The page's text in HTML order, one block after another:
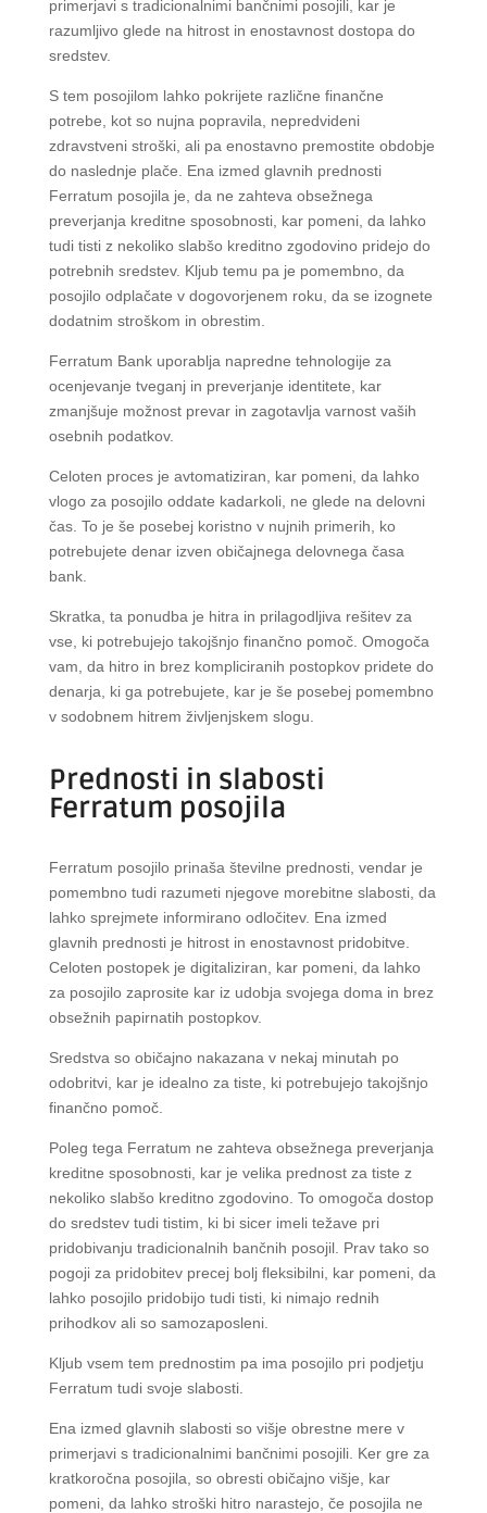
primerjavi s tradicionalnimi bančnimi posojili, kar je
razumljivo glede na hitrost in enostavnost dostopa do
sredstev.
S tem posojilom lahko pokrijete različne finančne
potrebe, kot so nujna popravila, nepredvideni
zdravstveni stroški, ali pa enostavno premostite obdobje
do naslednje plače. Ena izmed glavnih prednosti
Ferratum posojila je, da ne zahteva obsežnega
preverjanja kreditne sposobnosti, kar pomeni, da lahko
tudi tisti z nekoliko slabšo kreditno zgodovino pridejo do
potrebnih sredstev. Kljub temu pa je pomembno, da
posojilo odplačate v dogovorjenem roku, da se izognete
dodatnim stroškom in obrestim.
Ferratum Bank uporablja napredne tehnologije za
ocenjevanje tveganj in preverjanje identitete, kar
zmanjšuje možnost prevar in zagotavlja varnost vaših
osebnih podatkov.
Celoten proces je avtomatiziran, kar pomeni, da lahko
vlogo za posojilo oddate kadarkoli, ne glede na delovni
čas. To je še posebej koristno v nujnih primerih, ko
potrebujete denar izven običajnega delovnega časa
bank.
Skratka, ta ponudba je hitra in prilagodljiva rešitev za
vse, ki potrebujejo takojšnjo finančno pomoč. Omogoča
vam, da hitro in brez kompliciranih postopkov pridete do
denarja, ki ga potrebujete, kar je še posebej pomembno
v sodobnem hitrem življenjskem slogu.
Prednosti in slabosti
Ferratum posojila
Ferratum posojilo prinaša številne prednosti, vendar je
pomembno tudi razumeti njegove morebitne slabosti, da
lahko sprejmete informirano odločitev. Ena izmed
glavnih prednosti je hitrost in enostavnost pridobitve.
Celoten postopek je digitaliziran, kar pomeni, da lahko
za posojilo zaprosite kar iz udobja svojega doma in brez
obsežnih papirnatih postopkov.
Sredstva so običajno nakazana v nekaj minutah po
odobritvi, kar je idealno za tiste, ki potrebujejo takojšnjo
finančno pomoč.
Poleg tega Ferratum ne zahteva obsežnega preverjanja
kreditne sposobnosti, kar je velika prednost za tiste z
nekoliko slabšo kreditno zgodovino. To omogoča dostop
do sredstev tudi tistim, ki bi sicer imeli težave pri
pridobivanju tradicionalnih bančnih posojil. Prav tako so
pogoji za pridobitev precej bolj fleksibilni, kar pomeni, da
lahko posojilo pridobijo tudi tisti, ki nimajo rednih
prihodkov ali so samozaposleni.
Kljub vsem tem prednostim pa ima posojilo pri podjetju
Ferratum tudi svoje slabosti.
Ena izmed glavnih slabosti so višje obrestne mere v
primerjavi s tradicionalnimi bančnimi posojili. Ker gre za
kratkoročna posojila, so obresti običajno višje, kar
pomeni, da lahko stroški hitro narastejo, če posojila ne